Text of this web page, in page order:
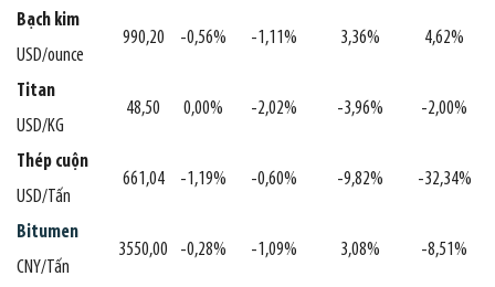
Bạch kim
USD/ounce
990,20 -0,56% -1,11% 3,36% 4,62%
Titan
USD/KG
48,50 0,00% -2,02% -3,96% -2,00%
Thép cuộn
USD/Tấn
661,04 -1,19% -0,60% -9,82% -32,34%
Bitumen
CNY/Tấn
3550,00 -0,28% -1,09% 3,08% -8,51%